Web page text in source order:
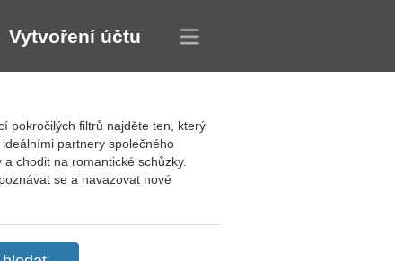
Vytvoření účtu
pokročilých filtrů najděte ten, který
partnery společného
chodit na romantické schůzky.
se a navazovat nové